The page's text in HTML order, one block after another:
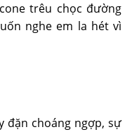
trêu chọc đường
nghe em la hét vì
đặn choáng ngợp, sự